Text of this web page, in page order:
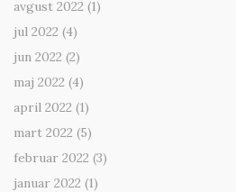
avgust 2022 (1)
jul 2022 (4)
jun 2022 (2)
maj 2022 (4)
april 2022 (1)
mart 2022 (5)
februar 2022 (3)
januar 2022 (1)